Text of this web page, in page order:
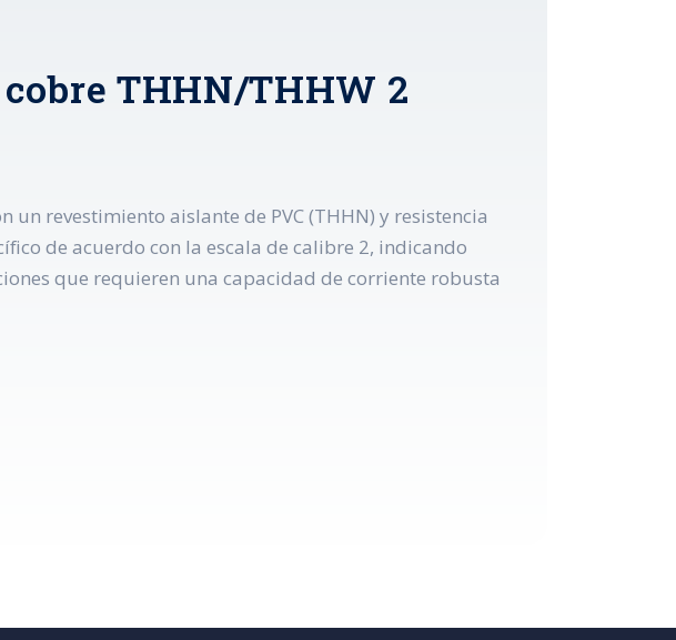
THHN/THHW 2
revestimiento aislante de PVC (THHN) y resistencia
de acuerdo con la escala de calibre 2, indicando
que requieren una capacidad de corriente robusta